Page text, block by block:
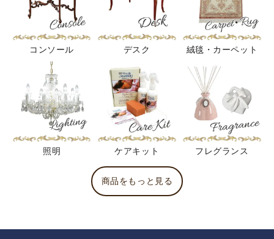
コンソール デスク 絨毯・カーペット
照明 ケアキット フレグランス
商品をもっと見る